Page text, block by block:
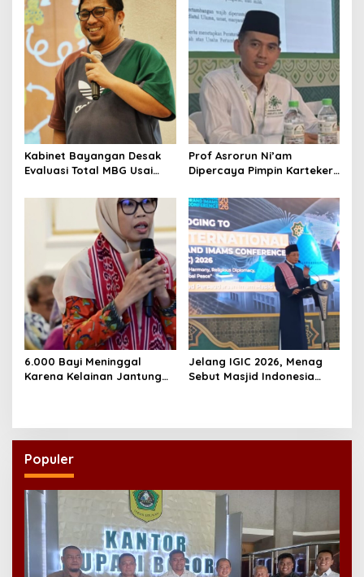
Kabinet Bayangan Desak
Evaluasi Total MBG Usai
Massal
Prof Asrorun Ni’am
Dipercaya Pimpin Karteker
Regenerasi Kepemimpinan
NU
6.000 Bayi Meninggal
Karena Kelainan Jantung
Jelang IGIC 2026, Menag
Sebut Masjid Indonesia
Populer